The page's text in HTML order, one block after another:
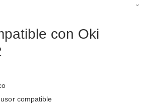
con Oki
compatible